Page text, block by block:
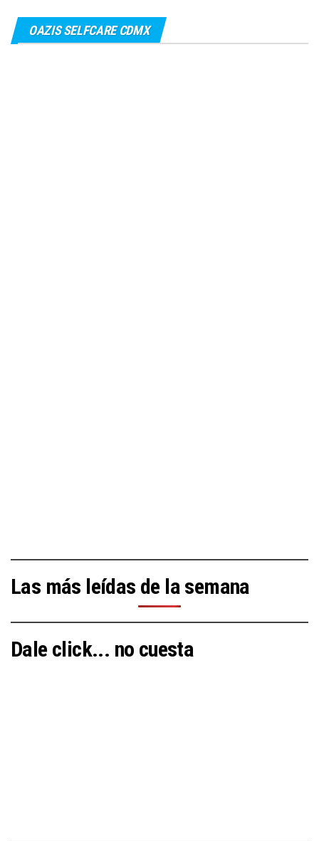
OAZIS SELFCARE CDMX
Las más leídas de la semana
Dale click... no cuesta